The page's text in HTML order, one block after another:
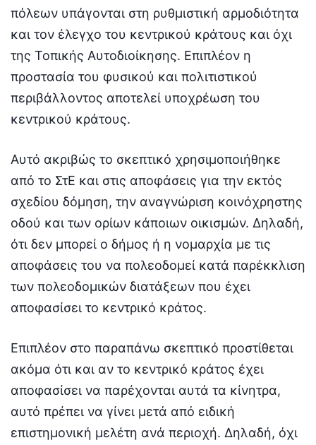
πόλεων υπάγονται στη ρυθμιστική αρμοδιότητα
και τον έλεγχο του κεντρικού κράτους και όχι
της Τοπικής Αυτοδιοίκησης. Επιπλέον η
προστασία του φυσικού και πολιτιστικού
περιβάλλοντος αποτελεί υποχρέωση του
κεντρικού κράτους.
Αυτό ακριβώς το σκεπτικό χρησιμοποιήθηκε
από το ΣτΕ και στις αποφάσεις για την εκτός
σχεδίου δόμηση, την αναγνώριση κοινόχρηστης
οδού και των ορίων κάποιων οικισμών. Δηλαδή,
ότι δεν μπορεί ο δήμος ή η νομαρχία με τις
αποφάσεις του να πολεοδομεί κατά παρέκκλιση
των πολεοδομικών διατάξεων που έχει
αποφασίσει το κεντρικό κράτος.
Επιπλέον στο παραπάνω σκεπτικό προστίθεται
ακόμα ότι και αν το κεντρικό κράτος έχει
αποφασίσει να παρέχονται αυτά τα κίνητρα,
αυτό πρέπει να γίνει μετά από ειδική
επιστημονική μελέτη ανά περιοχή. Δηλαδή, όχι